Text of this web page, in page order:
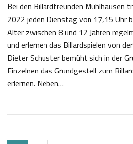
Bei den Billardfreunden Mühlhausen
2022 jeden Dienstag von 17,15 Uhr
Alter zwischen 8 und 12 Jahren
und erlernen das Billardspielen von
Dieter Schuster bemüht sich in der
Einzelnen das Grundgestell zum
erlernen. Neben…
4
1
a
i